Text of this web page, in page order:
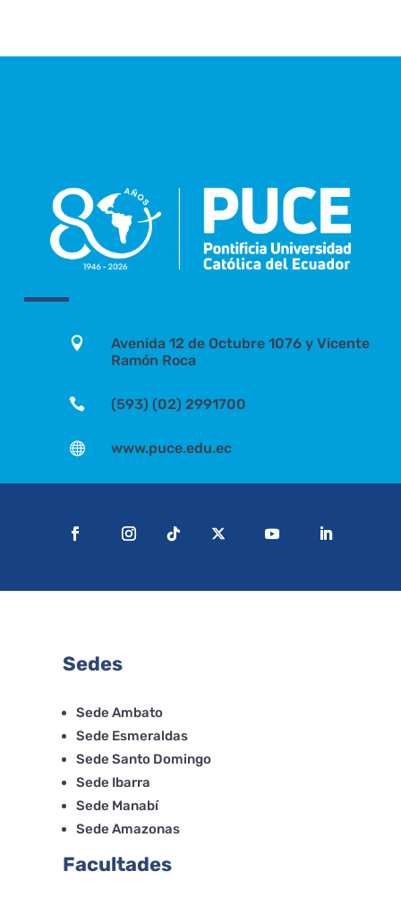

Avenida 12 de Octubre 1076 y Vicente
Ramón Roca
 (593) (02) 2991700
 www.puce.edu.ec
Sedes
Sede Ambato
Sede Esmeraldas
Sede Santo Domingo
Sede Ibarra
Sede Manabí
Sede Amazonas
Facultades